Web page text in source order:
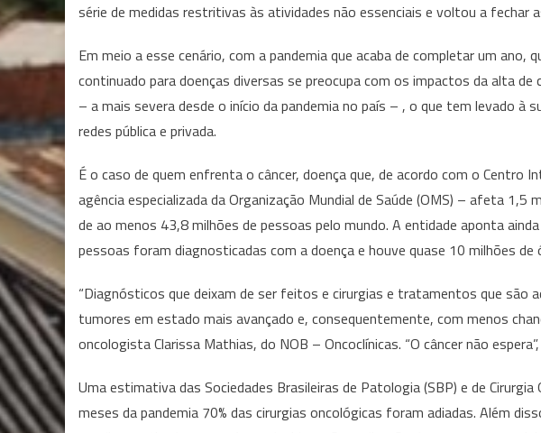
série de medidas restritivas às atividades não essenciais e voltou a fechar
Em meio a esse cenário, com a pandemia que acaba de completar um ano,
continuado para doenças diversas se preocupa com os impactos da alta
– a mais severa desde o início da pandemia no país – , o que tem levado à
redes pública e privada.
É o caso de quem enfrenta o câncer, doença que, de acordo com o Centro
agência especializada da Organização Mundial de Saúde (OMS) – afeta 1,5
de ao menos 43,8 milhões de pessoas pelo mundo. A entidade aponta
pessoas foram diagnosticadas com a doença e houve quase 10 milhões
“Diagnósticos que deixam de ser feitos e cirurgias e tratamentos que são
tumores em estado mais avançado e, consequentemente, com menos
oncologista Clarissa Mathias, do NOB – Oncoclínicas. “O câncer não
Uma estimativa das Sociedades Brasileiras de Patologia (SBP) e de
meses da pandemia 70% das cirurgias oncológicas foram adiadas. Além